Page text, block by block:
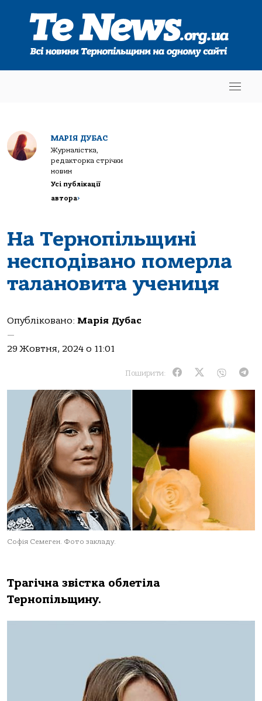
МАРІЯ ДУБАС
Журналістка,
редакторка стрічки
новин
Усі публікації
автора>
На Тернопільщині
несподівано померла
талановита учениця
Опубліковано: Марія Дубас
—
29 Жовтня, 2024 о 11:01
Поширити:
Софія Семеген. Фото закладу.
Трагічна звістка облетіла
Тернопільщину.